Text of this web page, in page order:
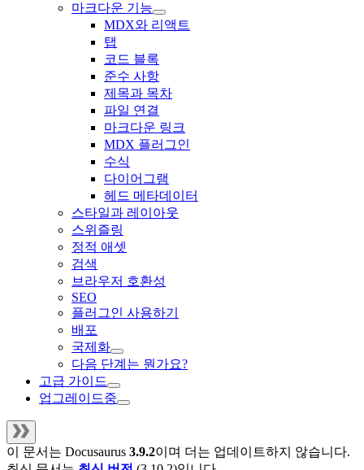
마크다운 기능
MDX와 리액트
탭
코드 블록
준수 사항
제목과 목차
파일 연결
마크다운 링크
MDX 플러그인
수식
다이어그램
헤드 메타데이터
스타일과 레이아웃
스위즐링
정적 애셋
검색
브라우저 호환성
SEO
플러그인 사용하기
배포
국제화
다음 단계는 뭔가요?
고급 가이드
업그레이드중
이 문서는 Docusaurus 3.9.2이며 더는 업데이트하지 않습니다.